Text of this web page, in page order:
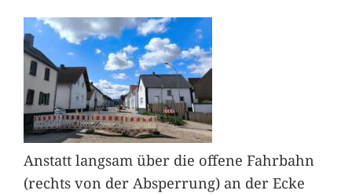
Anstatt langsam über die offene Fahrbahn
(rechts von der Absperrung) an der Ecke